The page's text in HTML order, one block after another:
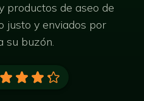
productos de aseo de
justo y enviados por
su buzón.